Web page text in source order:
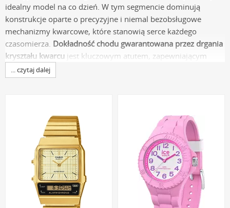
idealny model na co dzień. W tym segmencie dominują
konstrukcje oparte o precyzyjne i niemal bezobsługowe
mechanizmy kwarcowe, które stanowią serce każdego
czasomierza. Dokładność chodu gwarantowana przez drgania
kryształu kwarcu jest kluczowym atutem, zapewniającym
punktualność w każdej sytuacji. To rozwiązania, które łączą w
sobie funkcjonalność z przemyślanym doborem materiałów,
Koperty wykonane najczęściej z hipoalergicznej stali
szlachetnej 316L oraz tarcze chronione przez utwardzane
szkło mineralne tworzą solidną barierę dla wyzwań
codzienności. Dzięki temu zegarki te cechują się podwyższoną
odpornością na przypadkowe zarysowania i korozję.
Różnorodność dostępnych modeli, od klasycznych po
sportowe, pozwala na dopasowanie zegarka do
indywidualnego stylu życia i preferencji estetycznych.
... czytaj dalej